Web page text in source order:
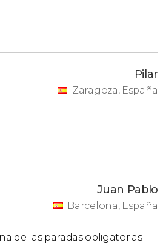
Pilar
Zaragoza, España
Juan Pablo
Barcelona, España
de las paradas obligatorias